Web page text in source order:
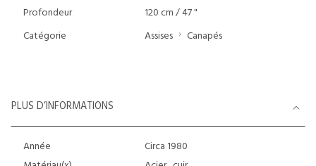
Profondeur
120 cm / 47 "
Catégorie
Assises Canapés
PLUS D’INFORMATIONS
Année
Circa 1980